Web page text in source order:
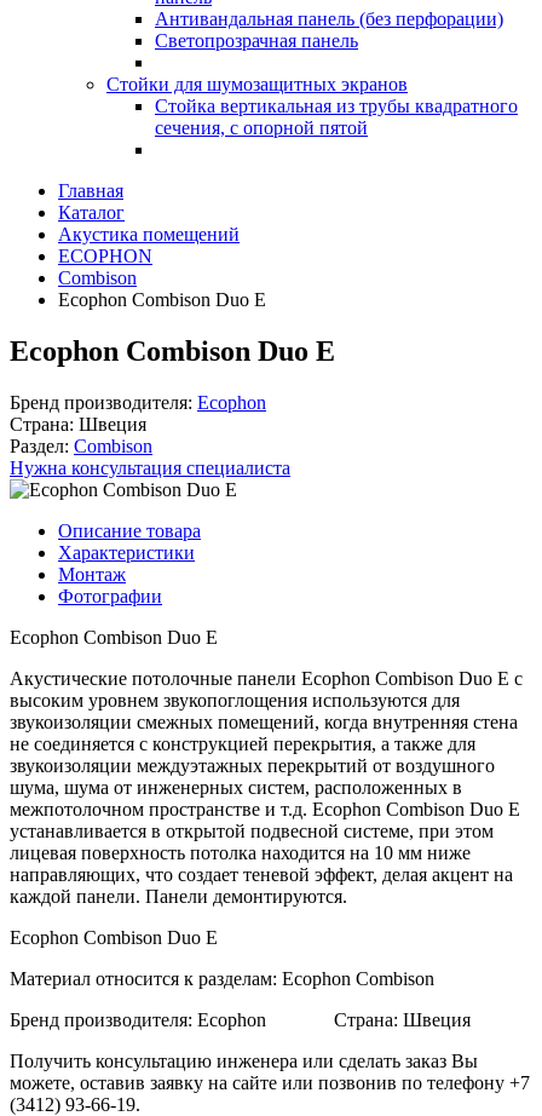
Антивандальная панель (без перфорации)
Светопрозрачная панель
Стойки для шумозащитных экранов
Стойка вертикальная из трубы квадратного
сечения, с опорной пятой
Главная
Каталог
Акустика помещений
ECOPHON
Combison
Ecophon Combison Duo E
Ecophon Combison Duo E
Бренд производителя: Ecophon
Страна: Швеция
Раздел: Combison
Нужна консультация специалиста
Описание товара
Характеристики
Монтаж
Фотографии
Ecophon Combison Duo E
Акустические потолочные панели Ecophon Combison Duo Е с
высоким уровнем звукопоглощения используются для
звукоизоляции смежных помещений, когда внутренняя стена
не соединяется с конструкцией перекрытия, а также для
звукоизоляции междуэтажных перекрытий от воздушного
шума, шума от инженерных систем, расположенных в
межпотолочном пространстве и т.д. Ecophon Combison Duo E
устанавливается в открытой подвесной системе, при этом
лицевая поверхность потолка находится на 10 мм ниже
направляющих, что создает теневой эффект, делая акцент на
каждой панели. Панели демонтируются.
Ecophon Combison Duo E
Материал относится к разделам: Ecophon Combison
Бренд производителя: Ecophon Страна: Швеция
Получить консультацию инженера или сделать заказ Вы
можете, оставив заявку на сайте или позвонив по телефону +7
(3412) 93-66-19.